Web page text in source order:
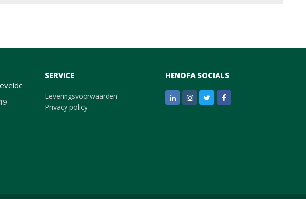
SERVICE
Leveringsvoorwaarden
Privacy policy
HENOFA SOCIALS
LinkedInInstagram
TwitterFacebook